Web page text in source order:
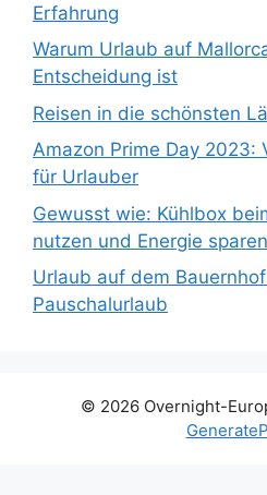
Erfahrung
Warum Urlaub auf
Entscheidung ist
Reisen in die schönsten
Amazon Prime Day 2023:
für Urlauber
Gewusst wie: Kühlbox
nutzen und Energie
Urlaub auf dem
Pauschalurlaub
© 2026 Overnight-